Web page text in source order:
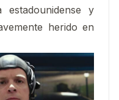
y
herido en